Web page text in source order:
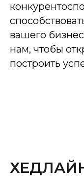
вашего
нам, чтобы
построить